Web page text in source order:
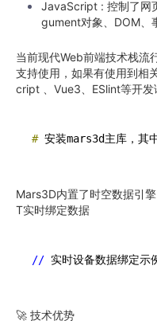
JavaScript : 控制了网
gument对象、DOM、
当前现代Web前端技术栈流
支持使用，如果有使用到相
cript 、Vue3、ESlint等开发
# 安装mars3d主库，
Mars3D内置了时空数据引
T实时绑定数据
// 实时设备数据绑定
🚀 技术优势